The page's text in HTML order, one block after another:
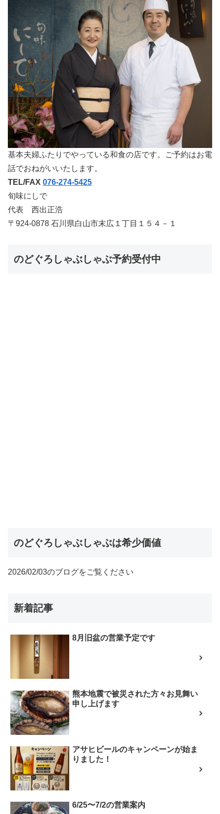
基本夫婦ふたりでやっている和食の店です。ご予約はお電
話でおねがいいたします。
TEL/FAX 076-274-5425
旬味にしで
代表 西出正浩
〒924-0878 石川県白山市末広１丁目１５４－１
のどぐろしゃぶしゃぶ予約受付中
のどぐろしゃぶしゃぶは希少価値
2026/02/03のブログをご覧ください
新着記事
8月旧盆の営業予定です
熊本地震で被災された方々お見舞い
申し上げます
アサヒビールのキャンペーンが始ま
りました！
6/25〜7/2の営業案内